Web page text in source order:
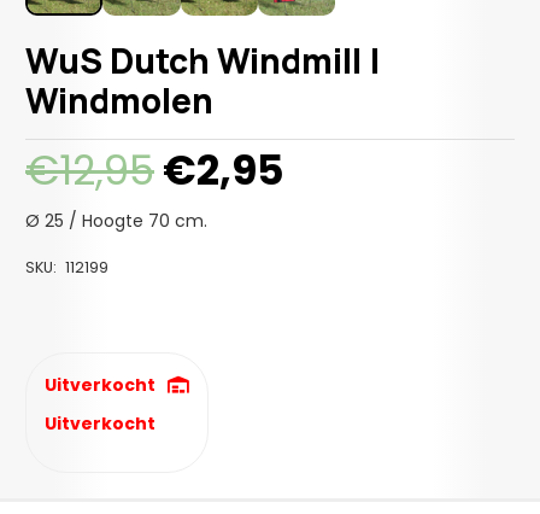
WuS Dutch Windmill |
Windmolen
€12,95Oorspronkelijke
prijs
was:
€2,95
Ø 25 / Hoogte 70 cm.
SKU: 112199
Uitverkocht
Uitverkocht